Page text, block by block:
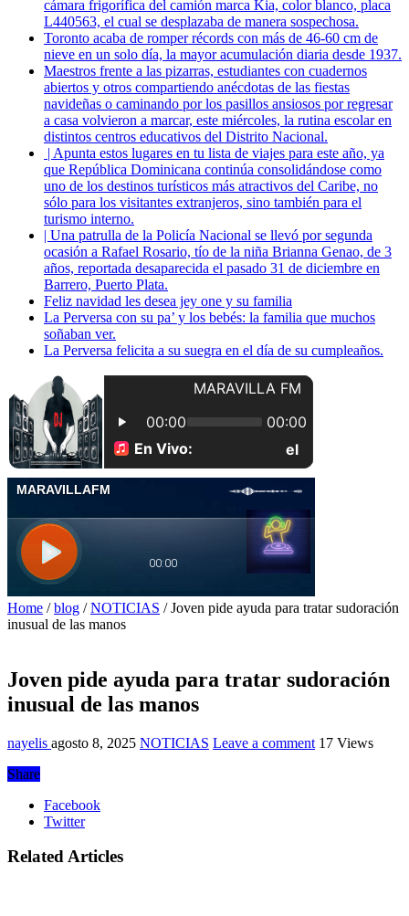
cámara frigorífica del camión marca Kia, color blanco, placa
L440563, el cual se desplazaba de manera sospechosa.
Toronto acaba de romper récords con más de 46-60 cm de
nieve en un solo día, la mayor acumulación diaria desde 1937.
Maestros frente a las pizarras, estudiantes con cuadernos
abiertos y otros compartiendo anécdotas de las fiestas
navideñas o caminando por los pasillos ansiosos por regresar
a casa volvieron a marcar, este miércoles, la rutina escolar en
distintos centros educativos del Distrito Nacional.
| Apunta estos lugares en tu lista de viajes para este año, ya
que República Dominicana continúa consolidándose como
uno de los destinos turísticos más atractivos del Caribe, no
sólo para los visitantes extranjeros, sino también para el
turismo interno.
| Una patrulla de la Policía Nacional se llevó por segunda
ocasión a Rafael Rosario, tío de la niña Brianna Genao, de 3
años, reportada desaparecida el pasado 31 de diciembre en
Barrero, Puerto Plata.
Feliz navidad les desea jey one y su familia
La Perversa con su pa’ y los bebés: la familia que muchos
soñaban ver.
La Perversa felicita a su suegra en el día de su cumpleaños.
Home / blog / NOTICIAS / Joven pide ayuda para tratar sudoración
inusual de las manos
Joven pide ayuda para tratar sudoración
inusual de las manos
nayelis agosto 8, 2025 NOTICIAS Leave a comment 17 Views
Share
Facebook
Twitter
Related Articles